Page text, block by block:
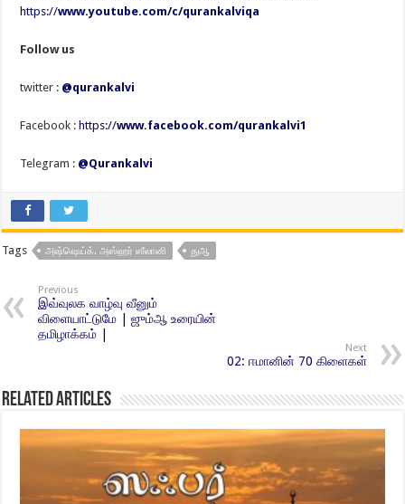
https://www.youtube.com/c/qurankalviqa
Follow us
twitter : @qurankalvi
Facebook : https://www.facebook.com/qurankalvi1
Telegram : @Qurankalvi
Tags அஷ்ஷெய்க். அஸ்ஹர் ஸீலானி துஆ
Previous
இவ்வுலக வாழ்வு வீனும்
விளையாட்டுமே | ஜும்ஆ உரையின்
தமிழாக்கம் |
Next
02: ஈமானின் 70 கிளைகள்
Related Articles